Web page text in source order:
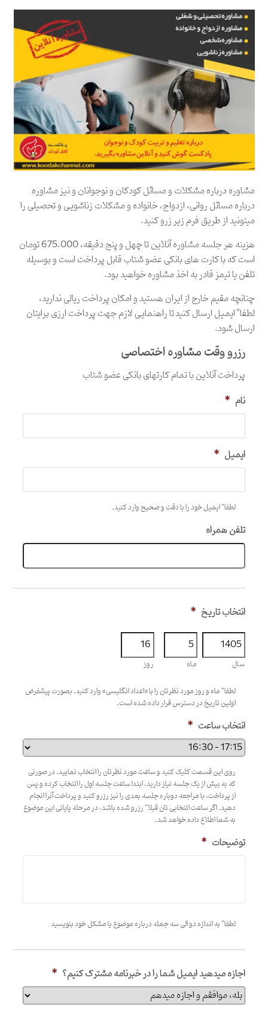
مشاوره درباره مشکلات و مسائل کودکان و نوجوانان و نیز مشاوره
درباره مسائل روانی، ازدواج، خانواده و مشکلات زناشویی و تحصیلی را
میتونید از طریق فرم زیر زرو کنید.
هزینه هر جلسه مشاوره آنلاین تا چهل و پنج دقیقه، 675.000 تومان
است که با کارت های بانکی عضو شتاب قابل پرداخت است و بوسیله
تلفن یا تیمز قادر به اخذ مشاوره خواهید بود.
چنانچه مقیم خارج از ایران هستید و امکان پرداخت ریالی ندارید،
لطفا”ایمیل ارسال کنیدتا راهنمایی لازم جهت پرداخت ارزی برایتان
ارسال شود.
رزرو وقت مشاوره اختصاصی
پرداخت آنلاین با تمام کارتهای بانکی عضو شتاب
نام *
ایمیل *
لطفا” ایمیل خود را با دقت و صحیح وارد کنید.
تلفن همراه
انتخاب تاریخ *
سال ماه روز
لطفا” ماه و روز مورد نظرتان را با «اعداد انگلیسی» وارد کنید. بصورت پیشفرض
اولین تاریخ در دسترس قرار داده شده است.
انتخاب ساعت *
روی این قسمت کلیک کنید و ساعت مورد نظرتان را انتخاب نمایید. در صورتی
که به بیش از یک جلسه نیاز دارید، ابتدا ساعت جلسه اول را انتخاب کرده و پس
از پرداخت، با مراجعه دوباره جلسه بعدی را نیز رزرو کنید و پرداخت آنرا انجام
دهید. اگر ساعت انتخابی تان قبلا” رزرو شده باشد، در مرحله پایانی این موضوع
به شما اطلاع داده خواهد شد.
توضیحات *
لطفا” به اندازه دو الی سه جمله درباره موضوع یا مشکل خود بنویسید
اجازه میدهید ایمیل شما را در خبرنامه مشترک کنیم؟ *